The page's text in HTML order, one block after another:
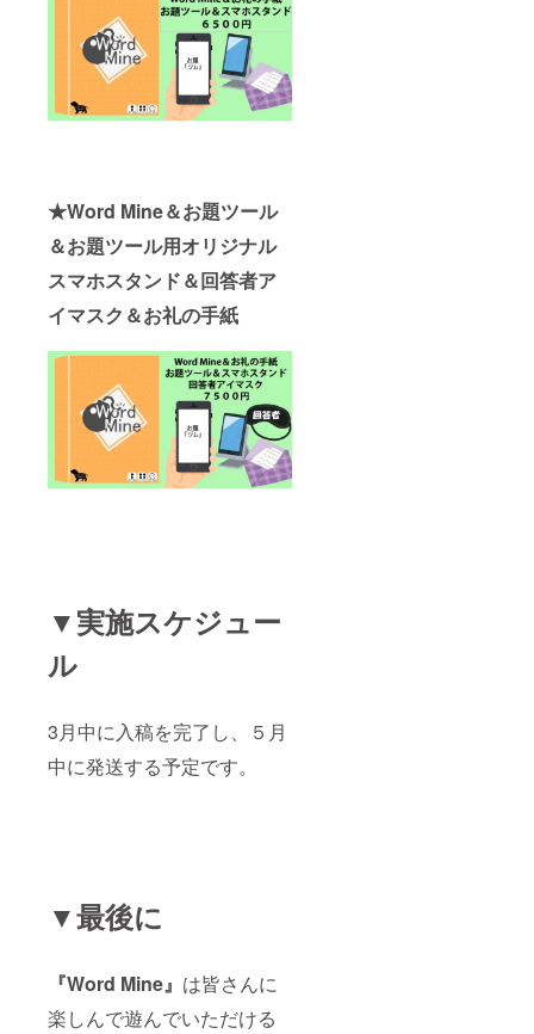
★Word Mine＆お題ツール
＆お題ツール用オリジナル
スマホスタンド＆回答者ア
イマスク＆お礼の手紙
▼実施スケジュー
ル
3月中に入稿を完了し、５月
中に発送する予定です。
▼最後に
『Word Mine』 は皆さんに
楽しんで遊んでいただける